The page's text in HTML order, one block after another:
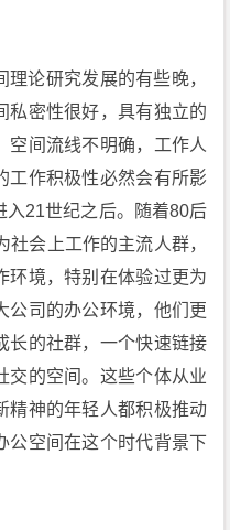
论研究发展的有些晚，
私密性很好，具有独立的
空间流线不明确，工作人
工作积极性必然会有所影
入21世纪之后。随着80后
会上工作的主流人群，
环境，特别在体验过更为
公司的办公环境，他们更
长的社群，一个快速链接
交的空间。这些个体从业
精神的年轻人都积极推动
公空间在这个时代背景下